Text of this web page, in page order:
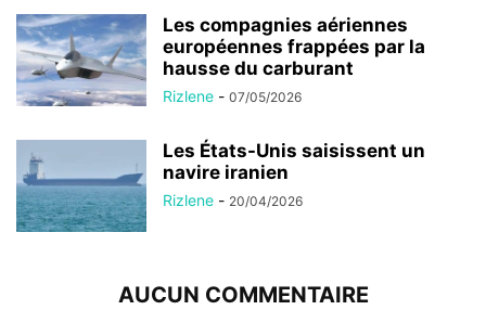
Les compagnies aériennes
européennes frappées par la
hausse du carburant
Rizlene - 07/05/2026
Les États-Unis saisissent un
navire iranien
Rizlene - 20/04/2026
AUCUN COMMENTAIRE